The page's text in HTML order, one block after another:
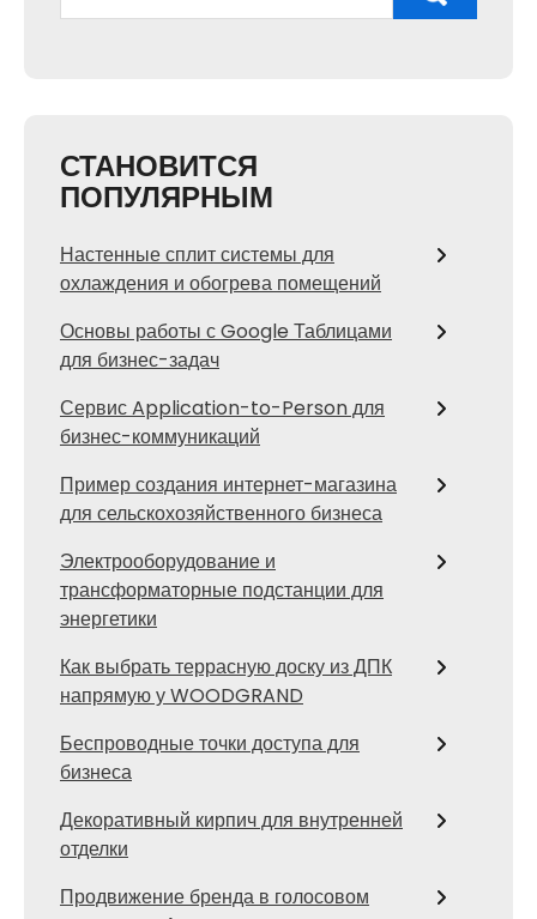
СТАНОВИТСЯ
ПОПУЛЯРНЫМ
Настенные сплит системы для
охлаждения и обогрева помещений
Основы работы с Google Таблицами
для бизнес-задач
Сервис Application-to-Person для
бизнес-коммуникаций
Пример создания интернет-магазина
для сельскохозяйственного бизнеса
Электрооборудование и
трансформаторные подстанции для
энергетики
Как выбрать террасную доску из ДПК
напрямую у WOODGRAND
Беспроводные точки доступа для
бизнеса
Декоративный кирпич для внутренней
отделки
Продвижение бренда в голосовом